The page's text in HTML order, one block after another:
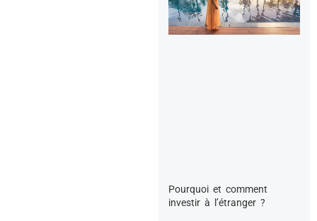
Pourquoi et comment
investir à l’étranger ?